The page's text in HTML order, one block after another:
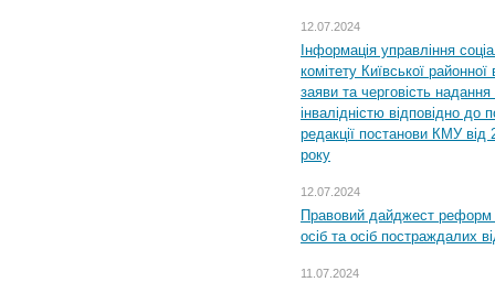
12.07.2024
Інформація управління
комітету Київської
заяви та черговість надання
інвалідністю відповідно
редакції постанови КМУ
року
12.07.2024
Правовий дайджест реформ
осіб та осіб постраждалих
11.07.2024